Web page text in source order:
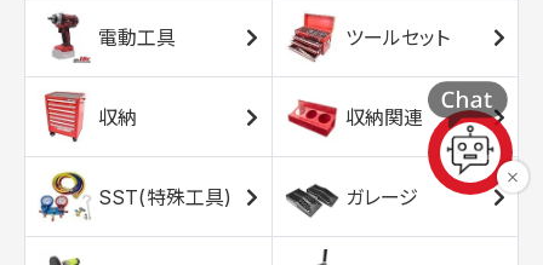
電動工具 ツールセット
収納 収納関連
SST(特殊工具) ガレージ